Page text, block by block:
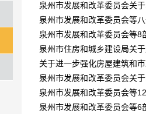
泉州市发展和改革委员会关
泉州市发展和改革委员会等
泉州市发展和改革委员会等
泉州市住房和城乡建设局关
关于进一步强化房屋建筑和
泉州市发展和改革委员会等
泉州市发展和改革委员会等